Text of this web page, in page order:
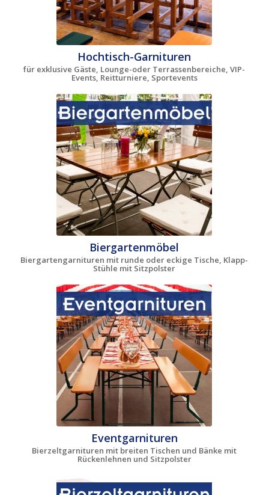
Hochtisch-Garnituren
für exklusive Gäste, Lounge-oder Terrassenbereiche, VIP-
Events, Reitturniere, Sportevents
Biergartenmöbel
Biergartengarnituren mit runde oder eckige Tische, Klapp-
Stühle mit Sitzpolster
Eventgarnituren
Bierzeltgarnituren mit breiten Tischen und Bänke mit
Rückenlehnen und Sitzpolster